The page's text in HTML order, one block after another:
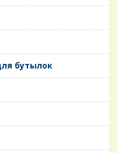
бутылок